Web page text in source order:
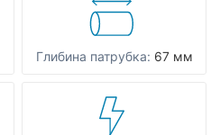
Глибина патрубка: 67 мм